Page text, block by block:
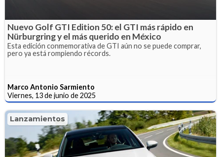
Nuevo Golf GTI Edition 50: el GTI más rápido en
Nürburgring y el más querido en México
Esta edición conmemorativa de GTI aún no se puede comprar,
pero ya está rompiendo récords.
Marco Antonio Sarmiento
Viernes, 13 de junio de 2025
Lanzamientos